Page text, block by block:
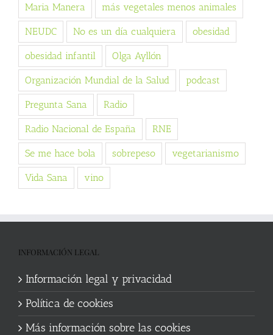
Maria Manera más vegetales menos animales
NEUDC No es un día cualquiera obesidad
obesidad infantil Olga Ayllón
Organización Mundial de la Salud podcast
Pregunta Sana Radio
Radio Nacional de España RNE
Se me hace bola sobrepeso vegetarianismo
Vida Sana vino
INFORMACIÓN LEGAL
Información legal y privacidad
Política de cookies
Más información sobre las cookies